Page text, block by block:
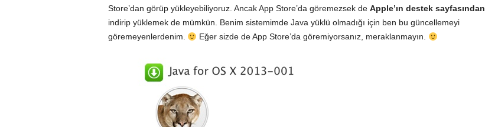
Store’dan görüp yükleyebiliyoruz. Ancak App Store’da göremezsek de Apple’ın destek sayfasından
indirip yüklemek de mümkün. Benim sistemimde Java yüklü olmadığı için ben bu güncellemeyi
göremeyenlerdenim.
Eğer sizde de App Store’da göremiyorsanız, meraklanmayın.